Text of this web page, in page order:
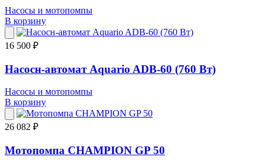
Насосы и мотопомпы
В корзину
16 500 ₽
Насосн-автомат Aquario ADB-60 (760 Вт)
Насосы и мотопомпы
В корзину
26 082 ₽
Мотопомпа CHAMPION GP 50